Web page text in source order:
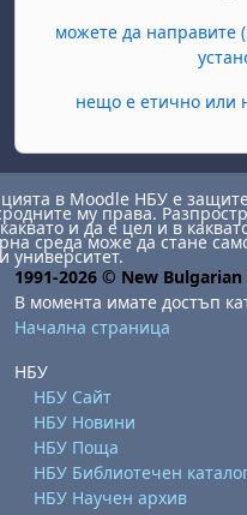
можете да направите
нещо е етично или
в Moodle НБУ е
му права.
и да е цел и в
среда може да стане
университет.
1991-2026 © New
В момента имате достъп
Начална страница
НБУ
НБУ Сайт
НБУ Новини
НБУ Поща
НБУ Библиотечен
НБУ Научен архив